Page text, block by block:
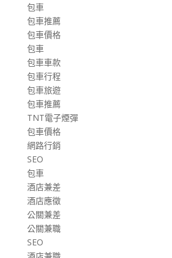
包車
包車推薦
包車價格
包車
包車車款
包車行程
包車旅遊
包車推薦
TNT電子煙彈
包車價格
網路行銷
SEO
包車
酒店兼差
酒店應徵
公關兼差
公關兼職
SEO